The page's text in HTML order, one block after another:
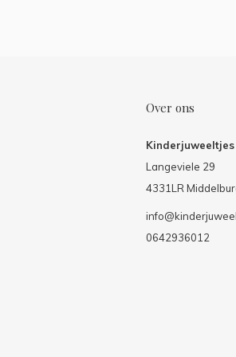
Over ons
Kinderjuweeltjes
Langeviele 29
4331LR
0642936012